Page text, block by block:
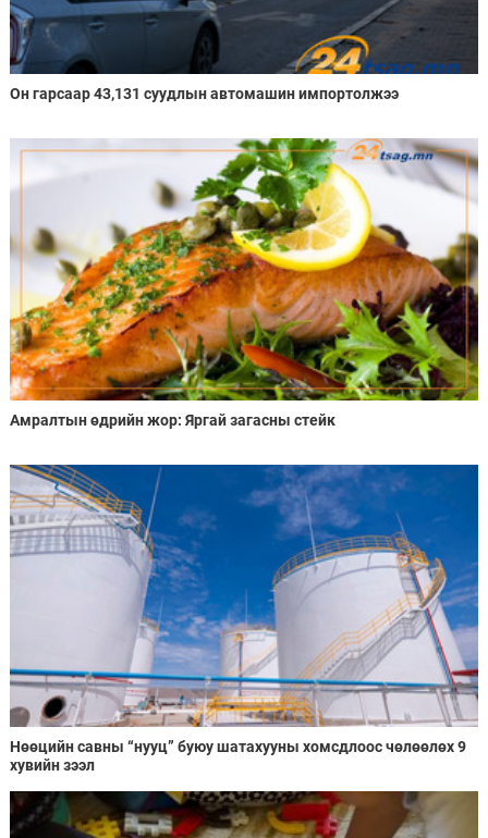
Он гарсаар 43,131 суудлын автомашин импортолжээ
Амралтын өдрийн жор: Яргай загасны стейк
Нөөцийн савны “нууц” буюу шатахууны хомсдлоос чөлөөлөх 9
хувийн зээл